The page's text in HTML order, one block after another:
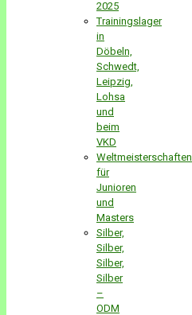
2025
Trainingslager
in
Döbeln,
Schwedt,
Leipzig,
Lohsa
und
beim
VKD
Weltmeisterschaften
für
Junioren
und
Masters
Silber,
Silber,
Silber,
Silber
–
ODM